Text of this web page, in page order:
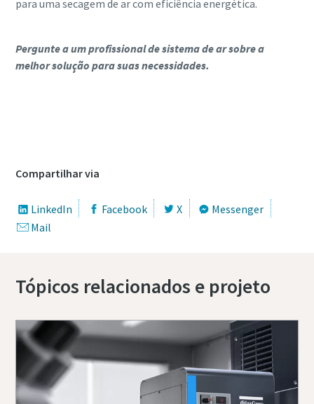
para uma secagem de ar com eficiência energética.
Pergunte a um profissional de sistema de ar sobre a
melhor solução para suas necessidades.
Compartilhar via
LinkedIn Facebook X
Messenger
Mail
Tópicos relacionados e projeto